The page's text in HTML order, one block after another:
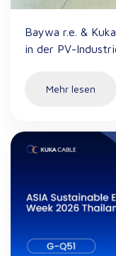
Baywa r.e. &
in der PV-
Mehr lesen